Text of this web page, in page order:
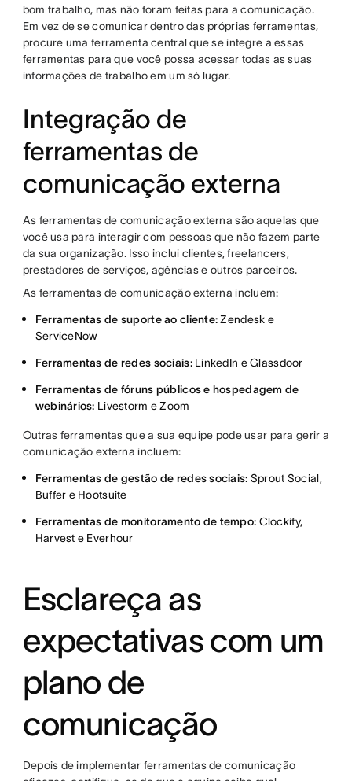
bom trabalho, mas não foram feitas para a comunicação.
Em vez de se comunicar dentro das próprias ferramentas,
procure uma ferramenta central que se integre a essas
ferramentas para que você possa acessar todas as suas
informações de trabalho em um só lugar.
Integração de
ferramentas de
comunicação externa
As ferramentas de comunicação externa são aquelas que
você usa para interagir com pessoas que não fazem parte
da sua organização. Isso inclui clientes, freelancers,
prestadores de serviços, agências e outros parceiros.
As ferramentas de comunicação externa incluem:
Ferramentas de suporte ao cliente:Zendesk e
ServiceNow
Ferramentas de redes sociais:LinkedIn e Glassdoor
Ferramentas de fóruns públicos e hospedagem de
webinários: Livestorm e Zoom
Outras ferramentas que a sua equipe pode usar para gerir a
comunicação externa incluem:
Ferramentas de gestão de redes sociais: Sprout Social,
Buffer e Hootsuite
Ferramentas de monitoramento de tempo: Clockify,
Harvest e Everhour
Esclareça as
expectativas com um
plano de
comunicação
Depois de implementar ferramentas de comunicação